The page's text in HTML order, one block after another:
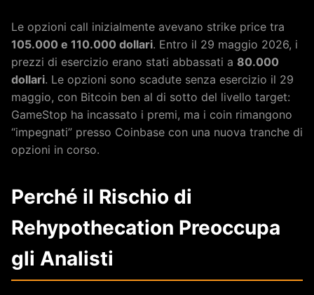
Le opzioni call inizialmente avevano strike price tra
105.000 e 110.000 dollari. Entro il 29 maggio 2026, i
prezzi di esercizio erano stati abbassati a 80.000
dollari. Le opzioni sono scadute senza esercizio il 29
maggio, con Bitcoin ben al di sotto del livello target:
GameStop ha incassato i premi, ma i coin rimangono
“impegnati” presso Coinbase con una nuova tranche di
opzioni in corso.
Perché il Rischio di
Rehypothecation Preoccupa
gli Analisti